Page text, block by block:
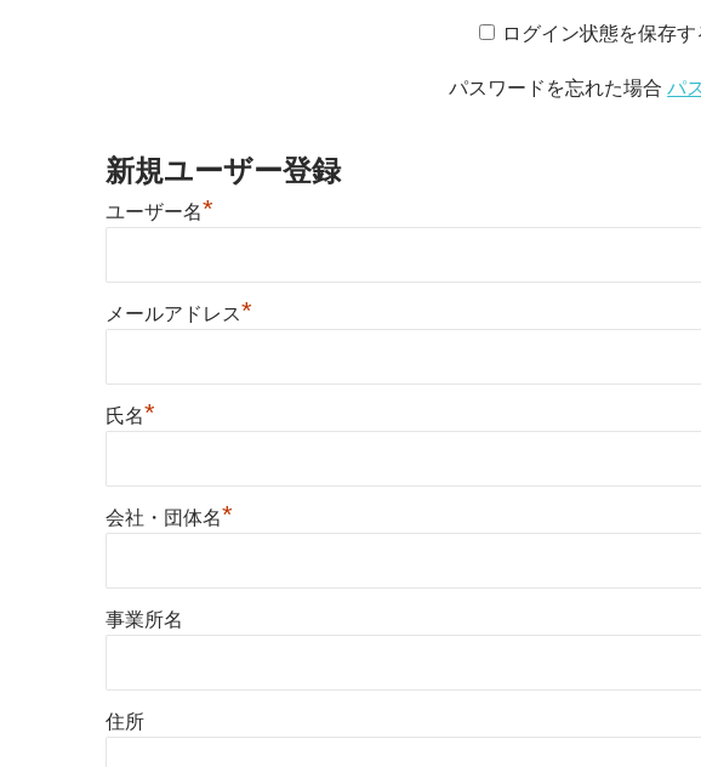
ログイン状態を保存す
パスワードを忘れた場合パ
新規ユーザー登録
ユーザー名*
メールアドレス*
氏名*
会社・団体名*
事業所名
住所